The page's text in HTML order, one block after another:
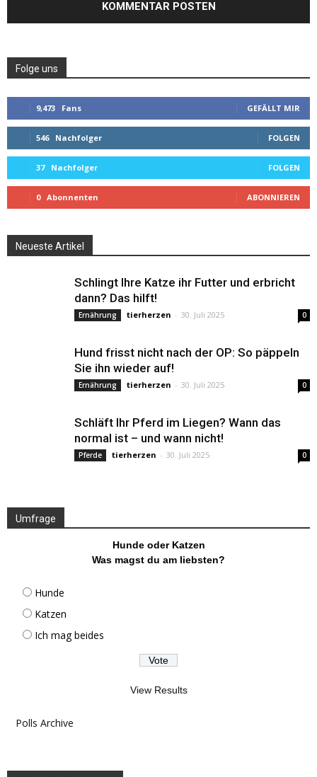
Folge uns
9,473 Fans GEFÄLLT MIR
546 Nachfolger FOLGEN
37 Nachfolger FOLGEN
0 Abonnenten ABONNIEREN
Neueste Artikel
Schlingt Ihre Katze ihr Futter und erbricht
dann? Das hilft!
Ernährung tierherzen - 30. Juli 2025 0
Hund frisst nicht nach der OP: So päppeln
Sie ihn wieder auf!
Ernährung tierherzen - 30. Juli 2025 0
Schläft Ihr Pferd im Liegen? Wann das
normal ist – und wann nicht!
Pferde tierherzen - 30. Juli 2025 0
Umfrage
Hunde oder Katzen
Was magst du am liebsten?
Hunde
Katzen
Ich mag beides
View Results
Polls Archive